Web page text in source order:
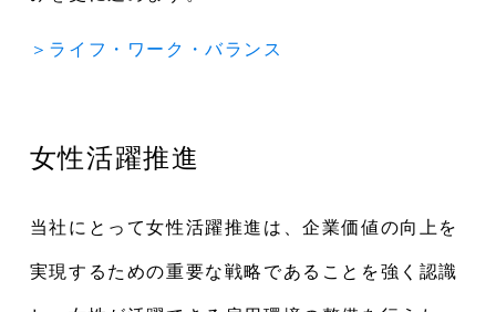
＞ライフ・ワーク・バランス
女性活躍推進
当社にとって女性活躍推進は、企業価値の向上を
実現するための重要な戦略であることを強く認識